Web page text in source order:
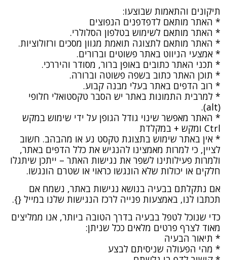
תיקונים והתאמות שבוצעו:
* האתר מותאם לדפדפנים הנפוצים
* האתר מותאם לשימוש בטלפון הסלולרי.
* האתר מותאם לתצוגה תואמת מגוון מסכים ורזולוציות.
* אמצעי הניווט באתר פשוטים וברורים.
* תכני האתר כתובים באופן ברור, מסודר והיררכי.
* תוכן האתר כתוב בשפה פשוטה וברורה.
* רוב הדפים באתר בעלי מבנה קבוע.
* למרבית התמונות באתר יש הסבר טקסטואלי חלופי
(alt).
* האתר מאפשר שינוי גודל הגופן על ידי שימוש במקש
Ctrl ומקש + במקלדת
* אין באתר שימוש בתצוגת טקסט נע או מהבהב. חשוב
לציין, כי למרות מאמצינו להנגיש את כלל הדפים באתר,
ולמרות פעילותינו לשפר את נגישות האתר – ייתכן שיתגלו
חלקים או יכולות שלא הונגשו כראוי או שטרם הונגשו.
אם נתקלתם בבעיה בנושא נגישות באתר, נשמח אם
תכתבו לנו, באמצעות פנייה לרכז הנגישות שלנו במייל {}.
כדי שנוכל לטפל בבעיה בדרך הטובה ביותר, אנו ממליצים
מאוד לצרף פרטים מלאים ככל שניתן:
* תיאור הבעיה
* מהי הפעולה שניסיתם לבצע